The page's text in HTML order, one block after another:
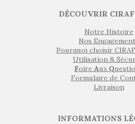
DÉCOUVRIR
Notre Histoire
Nos
Pourquoi choisir
Utilisation &
Foire Aux Q
Formulaire de
Livraison
INFORMATIONS